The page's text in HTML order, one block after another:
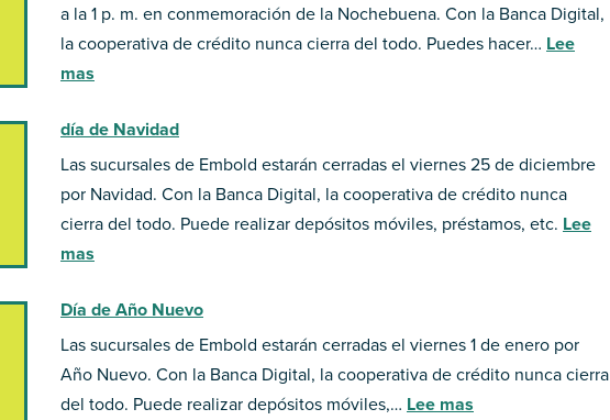
a la 1 p. m. en conmemoración de la Nochebuena. Con la Banca Digital,
la cooperativa de crédito nunca cierra del todo. Puedes hacer… Lee
mas
día de Navidad
Las sucursales de Embold estarán cerradas el viernes 25 de diciembre
por Navidad. Con la Banca Digital, la cooperativa de crédito nunca
cierra del todo. Puede realizar depósitos móviles, préstamos, etc. Lee
mas
Día de Año Nuevo
Las sucursales de Embold estarán cerradas el viernes 1 de enero por
Año Nuevo. Con la Banca Digital, la cooperativa de crédito nunca cierra
del todo. Puede realizar depósitos móviles,… Lee mas